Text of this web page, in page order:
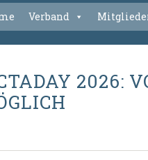
Verband
2026: